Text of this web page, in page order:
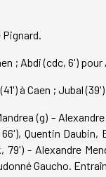
; Abdi (cdc, 6') pour
à Caen ; Jubal
(g) -
Quentin
79') - Alexandre
Gaucho.